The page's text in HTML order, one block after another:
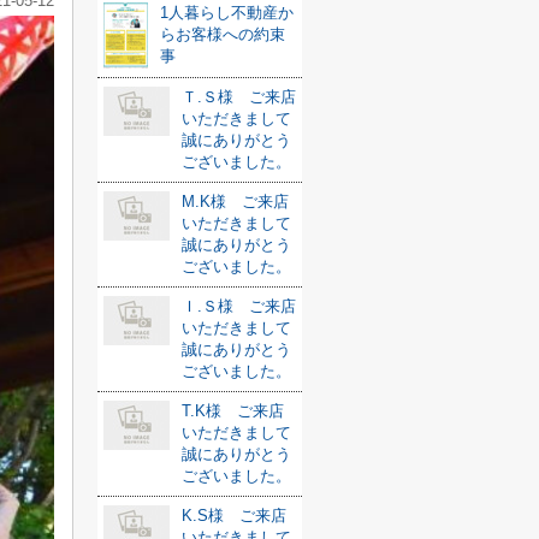
1人暮らし不動産か
らお客様への約束
事
Ｔ.Ｓ様 ご来店
いただきまして
誠にありがとう
ございました。
M.K様 ご来店
いただきまして
誠にありがとう
ございました。
Ｉ.Ｓ様 ご来店
いただきまして
誠にありがとう
ございました。
T.K様 ご来店
いただきまして
誠にありがとう
ございました。
K.S様 ご来店